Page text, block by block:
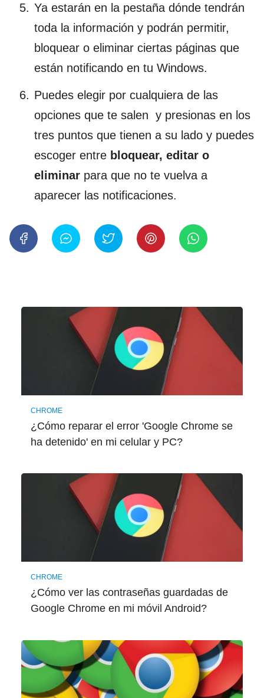
Ya estarán en la pestaña dónde tendrán
toda la información y podrán permitir,
bloquear o eliminar ciertas páginas que
están notificando en tu Windows.
Puedes elegir por cualquiera de las
opciones que te salen y presionas en los
tres puntos que tienen a su lado y puedes
escoger entre bloquear, editar o
eliminar para que no te vuelva a
aparecer las notificaciones.
CHROME
¿Cómo reparar el error 'Google Chrome se
ha detenido' en mi celular y PC?
CHROME
¿Cómo ver las contraseñas guardadas de
Google Chrome en mi móvil Android?